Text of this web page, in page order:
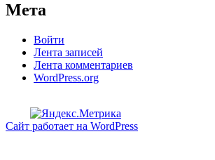
Мета
Войти
Лента записей
Лента комментариев
WordPress.org
Сайт работает на WordPress